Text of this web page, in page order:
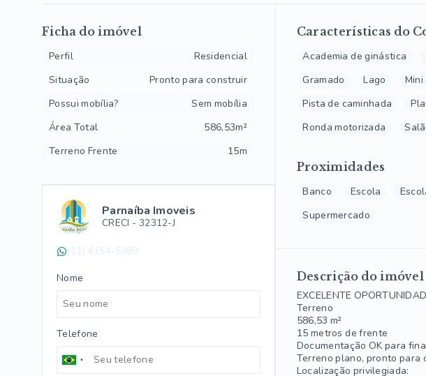
Características do
Academia de ginástica
Gramado
Lago Mini
Pista de caminhada
Ronda motorizada
Proximidades
Banco Escola
Supermercado
Descrição do imóvel
EXCELENTE
Terreno
586,53 m²
15 metros de frente
Documentação OK para
Terreno plano, pronto para
Localização privilegiada:
Ficha do imóvel
Perfil
Residencial
Situação
Pronto para construir
Possui mobília?
Sem mobília
Área Total
586,53m²
Terreno Frente
15m
Parnaíba Imoveis
CRECI - 32312-J
(11) 4154-5889
Nome
Telefone